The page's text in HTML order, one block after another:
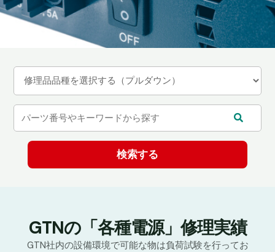
GTNの「各種電源」修理実績
GTN社内の設備環境で可能な物は負荷試験を行ってお